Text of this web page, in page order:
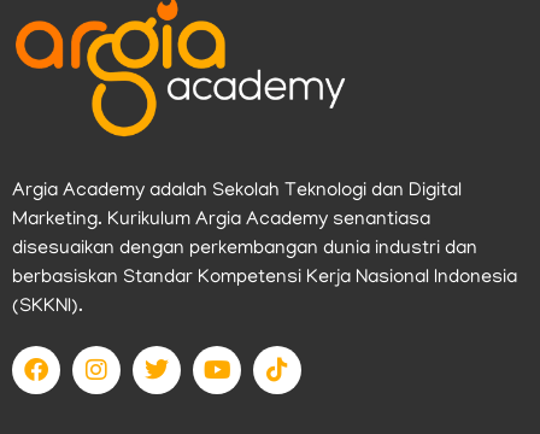
Argia Academy adalah Sekolah Teknologi dan Digital
Marketing. Kurikulum Argia Academy senantiasa
disesuaikan dengan perkembangan dunia industri dan
berbasiskan Standar Kompetensi Kerja Nasional Indonesia
(SKKNI).
F
a
c
I
n
s
T
w
i
Y
o
u
T
i
k